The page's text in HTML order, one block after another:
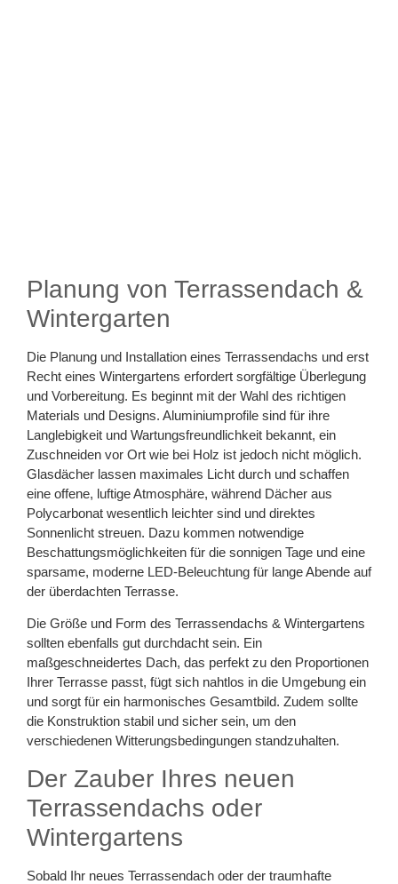
Planung von Terrassendach &
Wintergarten
Die Planung und Installation eines Terrassendachs und erst
Recht eines Wintergartens erfordert sorgfältige Überlegung
und Vorbereitung. Es beginnt mit der Wahl des richtigen
Materials und Designs. Aluminiumprofile sind für ihre
Langlebigkeit und Wartungsfreundlichkeit bekannt, ein
Zuschneiden vor Ort wie bei Holz ist jedoch nicht möglich.
Glasdächer lassen maximales Licht durch und schaffen
eine offene, luftige Atmosphäre, während Dächer aus
Polycarbonat wesentlich leichter sind und direktes
Sonnenlicht streuen. Dazu kommen notwendige
Beschattungsmöglichkeiten für die sonnigen Tage und eine
sparsame, moderne LED-Beleuchtung für lange Abende auf
der überdachten Terrasse.
Die Größe und Form des Terrassendachs & Wintergartens
sollten ebenfalls gut durchdacht sein. Ein
maßgeschneidertes Dach, das perfekt zu den Proportionen
Ihrer Terrasse passt, fügt sich nahtlos in die Umgebung ein
und sorgt für ein harmonisches Gesamtbild. Zudem sollte
die Konstruktion stabil und sicher sein, um den
verschiedenen Witterungsbedingungen standzuhalten.
Der Zauber Ihres neuen
Terrassendachs oder
Wintergartens
Sobald Ihr neues Terrassendach oder der traumhafte